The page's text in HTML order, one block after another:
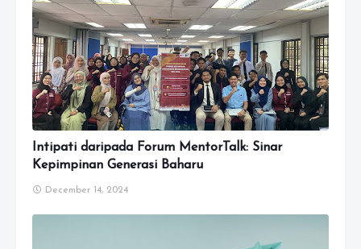
Intipati daripada Forum MentorTalk: Sinar
Kepimpinan Generasi Baharu
December 14, 2024